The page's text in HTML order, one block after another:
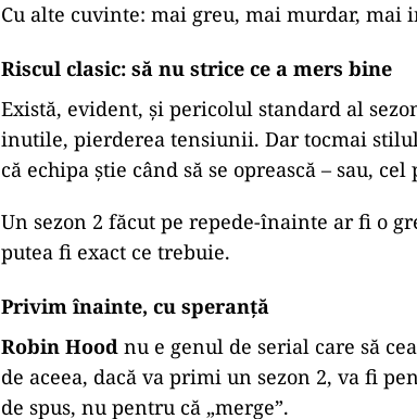
Cu alte cuvinte: mai greu, mai murdar, mai
Riscul clasic: să nu strice ce a mers bine
Există, evident, și pericolul standard al
inutile, pierderea tensiunii. Dar tocmai
că echipa știe când să se oprească – sau,
Un sezon 2 făcut pe repede-înainte ar fi o
putea fi exact ce trebuie.
Privim înainte, cu speranță
Robin Hood nu e genul de serial care să
de aceea, dacă va primi un sezon 2, va fi
de spus, nu pentru că „merge”.